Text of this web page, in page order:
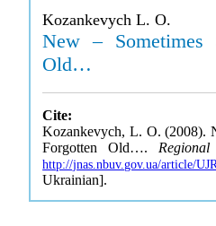
Kozankevych L. O.
New – Sometimes
Old…
Cite:
Kozankevych, L. O. (2008).
Forgotten Old….
http://jnas.nbuv.gov.ua/article/
Ukrainian].